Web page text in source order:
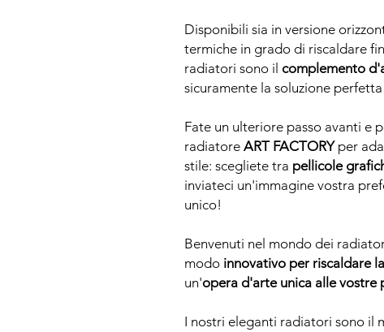
Disponibili sia in versione
termiche in grado di riscaldare
radiatori sono il complemento
sicuramente la soluzione
Fate un ulteriore passo avanti e
radiatore ART FACTORY per
stile: scegliete tra pellicole
inviateci un'immagine vostra
unico!
Benvenuti nel mondo dei
modo innovativo per riscaldare
un'opera d'arte unica alle vostre
I nostri eleganti radiatori sono il